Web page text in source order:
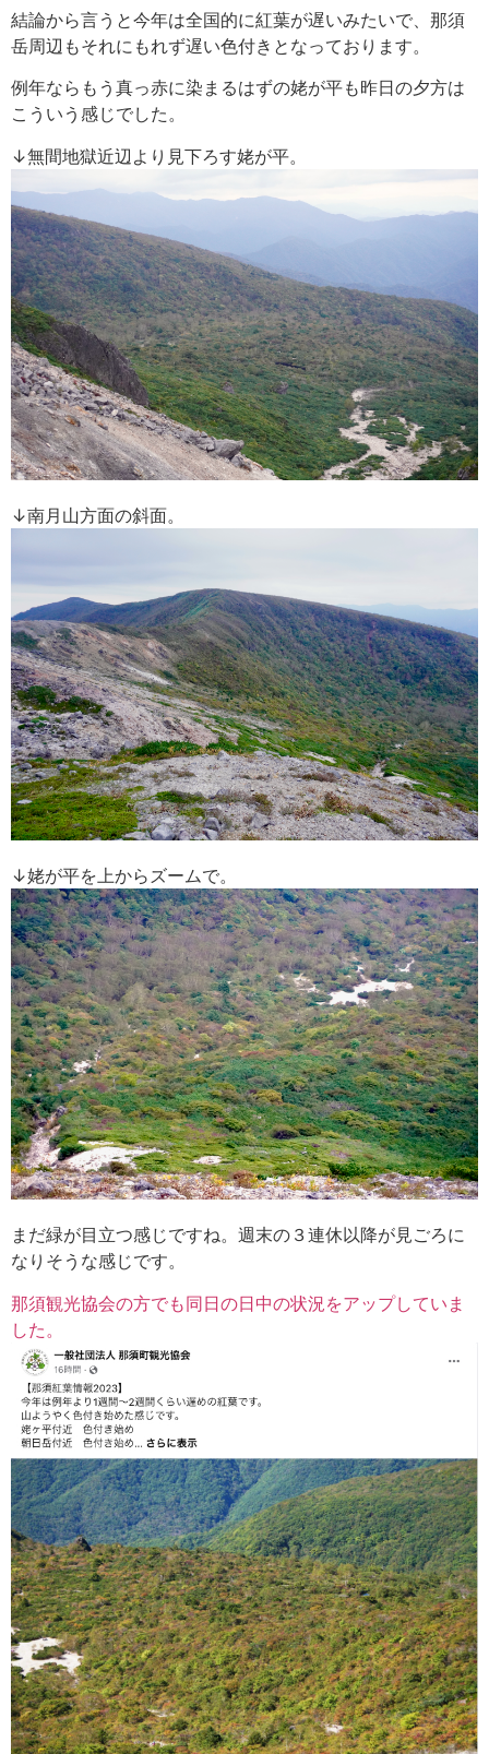
結論から言うと今年は全国的に紅葉が遅いみたいで、那須
岳周辺もそれにもれず遅い色付きとなっております。
例年ならもう真っ赤に染まるはずの姥が平も昨日の夕方は
こういう感じでした。
↓無間地獄近辺より見下ろす姥が平。
↓南月山方面の斜面。
↓姥が平を上からズームで。
まだ緑が目立つ感じですね。週末の３連休以降が見ごろに
なりそうな感じです。
那須観光協会の方でも同日の日中の状況をアップしていま
した。